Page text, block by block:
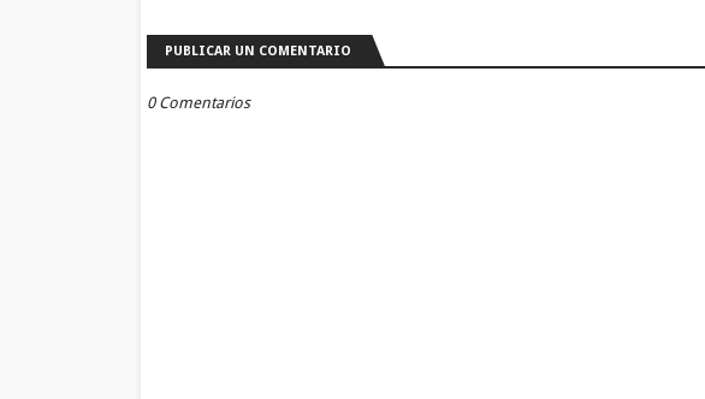
PUBLICAR UN COMENTARIO
0 Comentarios